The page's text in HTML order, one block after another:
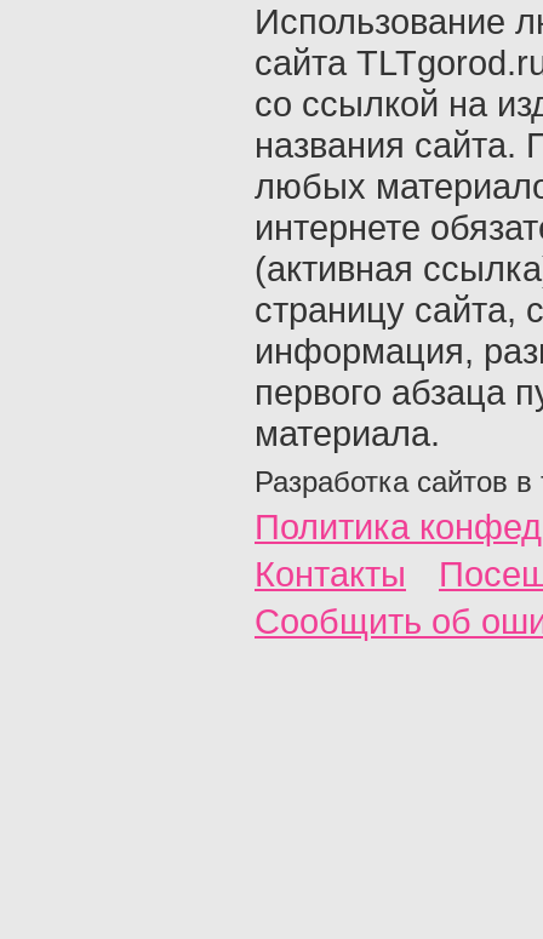
Использование
сайта
со ссылкой на
названия сайта.
любых
интернете
(активная
страницу сайта,
информация,
первого абзаца
материала.
Разработка сайтов в
Политика
Контакты
Сообщить об